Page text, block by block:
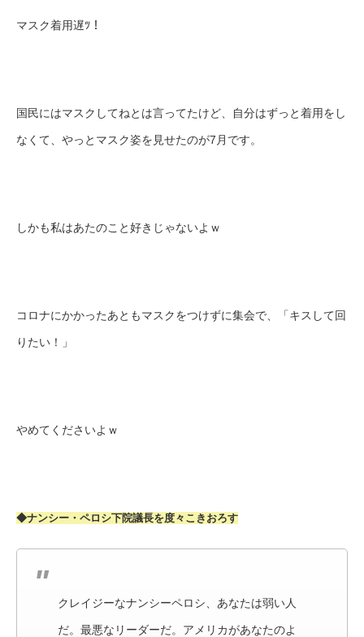
マスク着用遅ﾂ！
国民にはマスクしてねとは言ってたけど、自分はずっと着用をし
なくて、やっとマスク姿を見せたのが7月です。
しかも私はあたのこと好きじゃないよｗ
コロナにかかったあともマスクをつけずに集会で、「キスして回
りたい！」
やめてくださいよｗ
◆ナンシー・ペロシ下院議長を度々こきおろす
クレイジーなナンシーペロシ、あなたは弱い人
だ。最悪なリーダーだ。アメリカがあなたのよ